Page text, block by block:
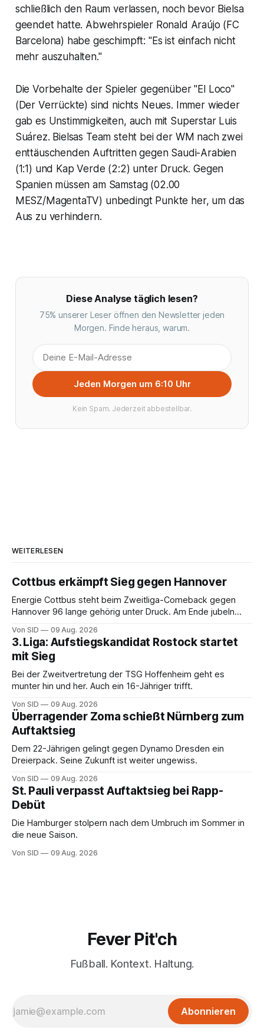
schließlich den Raum verlassen, noch bevor Bielsa
geendet hatte. Abwehrspieler Ronald Araújo (FC
Barcelona) habe geschimpft: "Es ist einfach nicht
mehr auszuhalten."
Die Vorbehalte der Spieler gegenüber "El Loco"
(Der Verrückte) sind nichts Neues. Immer wieder
gab es Unstimmigkeiten, auch mit Superstar Luis
Suárez. Bielsas Team steht bei der WM nach zwei
enttäuschenden Auftritten gegen Saudi-Arabien
(1:1) und Kap Verde (2:2) unter Druck. Gegen
Spanien müssen am Samstag (02.00
MESZ/MagentaTV) unbedingt Punkte her, um das
Aus zu verhindern.
Diese Analyse täglich lesen?
75% unserer Leser öffnen den Newsletter jeden
Morgen. Finde heraus, warum.
Jeden Morgen um 6:10 Uhr
Kein Spam. Jederzeit abbestellbar.
WEITERLESEN
Cottbus erkämpft Sieg gegen Hannover
Energie Cottbus steht beim Zweitliga-Comeback gegen
Hannover 96 lange gehörig unter Druck. Am Ende jubeln
Von SID 09 Aug. 2026
3. Liga: Aufstiegskandidat Rostock startet
mit Sieg
Bei der Zweitvertretung der TSG Hoffenheim geht es
munter hin und her. Auch ein 16-Jähriger trifft.
Von SID 09 Aug. 2026
Überragender Zoma schießt Nürnberg zum
Auftaktsieg
Dem 22-Jährigen gelingt gegen Dynamo Dresden ein
Dreierpack. Seine Zukunft ist weiter ungewiss.
Von SID 09 Aug. 2026
St. Pauli verpasst Auftaktsieg bei Rapp-
Debüt
Die Hamburger stolpern nach dem Umbruch im Sommer in
die neue Saison.
Von SID 09 Aug. 2026
Fever Pit'ch
Fußball. Kontext. Haltung.
Abonnieren